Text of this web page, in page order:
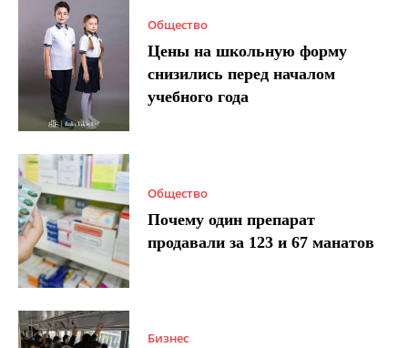
Общество
Цены на школьную форму
снизились перед началом
учебного года
Общество
Почему один препарат
продавали за 123 и 67 манатов
Бизнес